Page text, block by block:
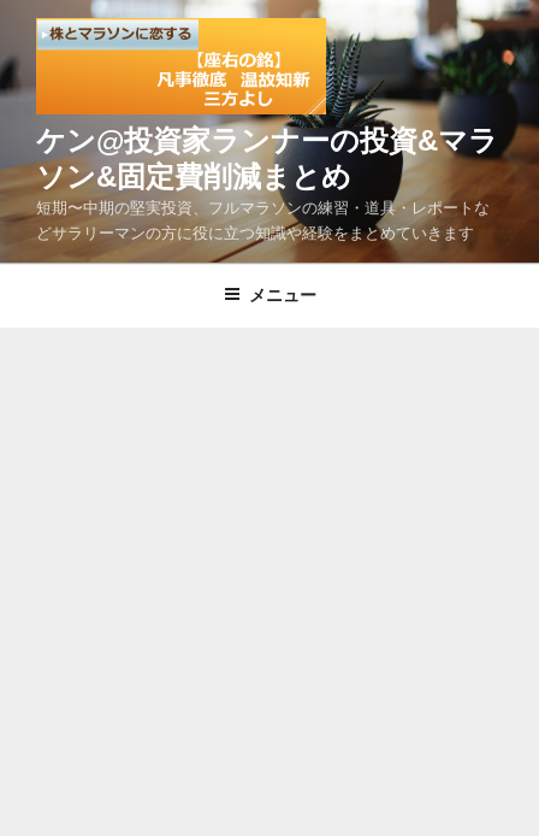
テ
ン
ス
キ
ケン@投資家ランナーの投資&マラ
ソン&固定費削減まとめ
短期〜中期の堅実投資、フルマラソンの練習・道具・レポートな
どサラリーマンの方に役に立つ知識や経験をまとめていきます
メニュー